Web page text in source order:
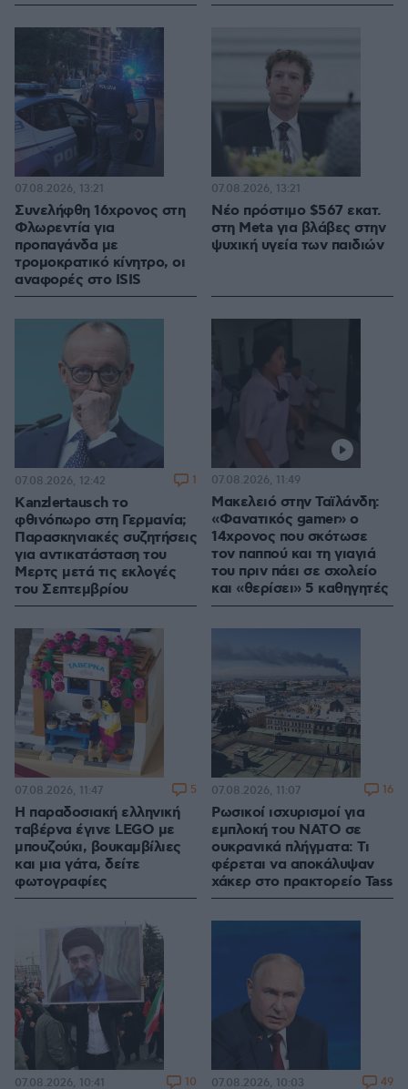
Συνελήφθη 16χρονος στη
Φλωρεντία για
προπαγάνδα με
τρομοκρατικό κίνητρο, οι
αναφορές στο ISIS
07.08.2026, 13:21
Νέο πρόστιμο $567 εκατ.
στη Meta για βλάβες στην
ψυχική υγεία των παιδιών
07.08.2026, 13:21
Kanzlertausch το
φθινόπωρο στη Γερμανία;
Παρασκηνιακές συζητήσεις
για αντικατάσταση του
Μερτς μετά τις εκλογές
του Σεπτεμβρίου
07.08.2026, 12:42 1
Μακελειό στην Ταϊλάνδη:
«Φανατικός gamer» ο
14χρονος που σκότωσε
τον παππού και τη γιαγιά
του πριν πάει σε σχολείο
και «θερίσει» 5 καθηγητές
07.08.2026, 11:49
Η παραδοσιακή ελληνική
ταβέρνα έγινε LEGO με
μπουζούκι, βουκαμβίλιες
και μια γάτα, δείτε
φωτογραφίες
07.08.2026, 11:47 5
Ρωσικοί ισχυρισμοί για
εμπλοκή του ΝΑΤΟ σε
ουκρανικά πλήγματα: Τι
φέρεται να αποκάλυψαν
χάκερ στο πρακτορείο Tass
07.08.2026, 11:07 16
07.08.2026, 10:41 10 07.08.2026, 10:03 49